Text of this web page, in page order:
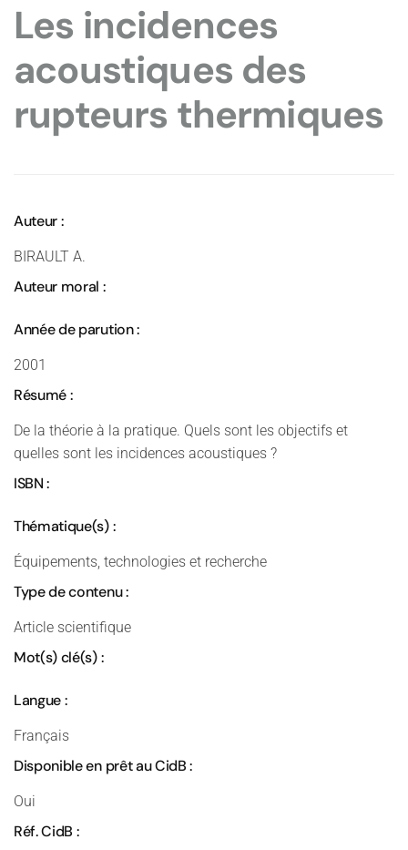
Les incidences
acoustiques des
rupteurs thermiques
Auteur :
BIRAULT A.
Auteur moral :
Année de parution :
2001
Résumé :
De la théorie à la pratique. Quels sont les objectifs et
quelles sont les incidences acoustiques ?
ISBN :
Thématique(s) :
Équipements, technologies et recherche
Type de contenu :
Article scientifique
Mot(s) clé(s) :
Langue :
Français
Disponible en prêt au CidB :
Oui
Réf. CidB :